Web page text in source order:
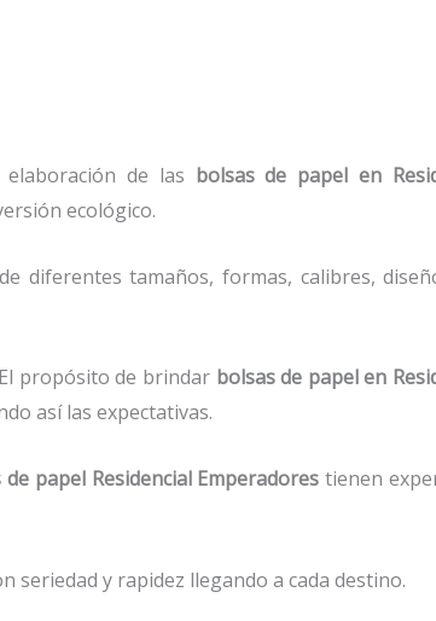
de las bolsas de papel en
ecológico.
diferentes tamaños, formas, calibres,
propósito de brindar bolsas de papelen
así las expectativas.
de papelResidencial Emperadorestienen
seriedad y rapidez llegando a cada destino.